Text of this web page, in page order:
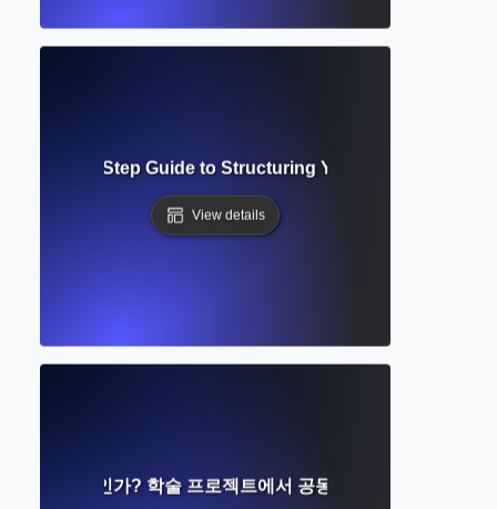
Step-by-Step Guide to Structuring Your Writing Before
View details
이란 무엇인가? 학술 프로젝트에서 공동 집필 및 피드백에 대